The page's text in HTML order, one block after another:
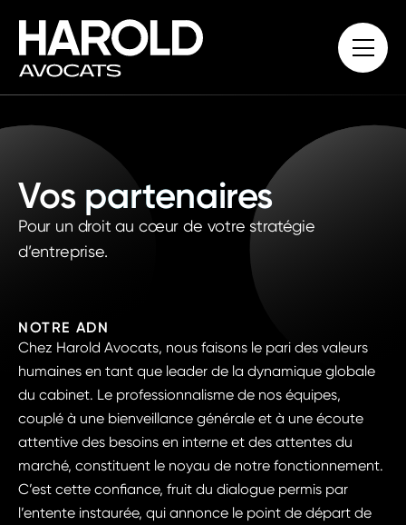
Vos partenaires
Pour un droit au cœur de votre stratégie
d’entreprise.
NOTRE ADN
Chez Harold Avocats, nous faisons le pari des valeurs
humaines en tant que leader de la dynamique globale
du cabinet. Le professionnalisme de nos équipes,
couplé à une bienveillance générale et à une écoute
attentive des besoins en interne et des attentes du
marché, constituent le noyau de notre fonctionnement.
C’est cette confiance, fruit du dialogue permis par
l’entente instaurée, qui annonce le point de départ de